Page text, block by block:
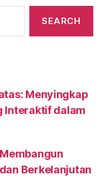
Menyingkap
Interaktif dalam
Berkelanjutan